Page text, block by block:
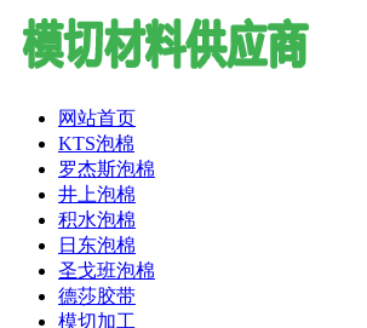
网站首页
KTS泡棉
罗杰斯泡棉
井上泡棉
积水泡棉
日东泡棉
圣戈班泡棉
德莎胶带
模切加工